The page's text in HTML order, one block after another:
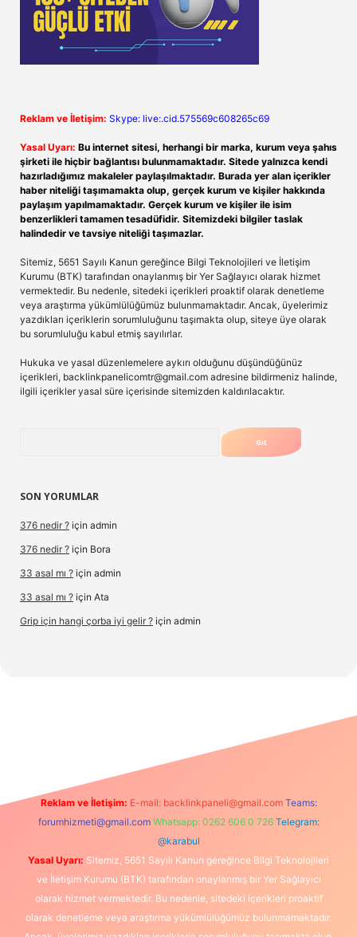
Reklam ve İletişim: Skype: live:.cid.575569c608265c69
Yasal Uyarı: Bu internet sitesi, herhangi bir marka, kurum veya şahıs
şirketi ile hiçbir bağlantısı bulunmamaktadır. Sitede yalnızca kendi
hazırladığımız makaleler paylaşılmaktadır. Burada yer alan içerikler
haber niteliği taşımamakta olup, gerçek kurum ve kişiler hakkında
paylaşım yapılmamaktadır. Gerçek kurum ve kişiler ile isim
benzerlikleri tamamen tesadüfidir. Sitemizdeki bilgiler taslak
halindedir ve tavsiye niteliği taşımazlar.
Sitemiz, 5651 Sayılı Kanun gereğince Bilgi Teknolojileri ve İletişim
Kurumu (BTK) tarafından onaylanmış bir Yer Sağlayıcı olarak hizmet
vermektedir. Bu nedenle, sitedeki içerikleri proaktif olarak denetleme
veya araştırma yükümlülüğümüz bulunmamaktadır. Ancak, üyelerimiz
yazdıkları içeriklerin sorumluluğunu taşımakta olup, siteye üye olarak
bu sorumluluğu kabul etmiş sayılırlar.
Hukuka ve yasal düzenlemelere aykırı olduğunu düşündüğünüz
içerikleri, backlinkpanelicomtr@gmail.com adresine bildirmeniz halinde,
ilgili içerikler yasal süre içerisinde sitemizden kaldırılacaktır.
SON YORUMLAR
376 nedir ? için admin
376 nedir ? için Bora
33 asal mı ? için admin
33 asal mı ? için Ata
Grip için hangi çorba iyi gelir ? için admin
Reklam ve İletişim: E-mail: backlinkpaneli@gmail.com Teams:
forumhizmeti@gmail.com Whatsapp: 0262 606 0 726 Telegram:
@karabul
Yasal Uyarı: Sitemiz, 5651 Sayılı Kanun gereğince Bilgi Teknolojileri
ve İletişim Kurumu (BTK) tarafından onaylanmış bir Yer Sağlayıcı
olarak hizmet vermektedir. Bu nedenle, sitedeki içerikleri proaktif
olarak denetleme veya araştırma yükümlülüğümüz bulunmamaktadır.